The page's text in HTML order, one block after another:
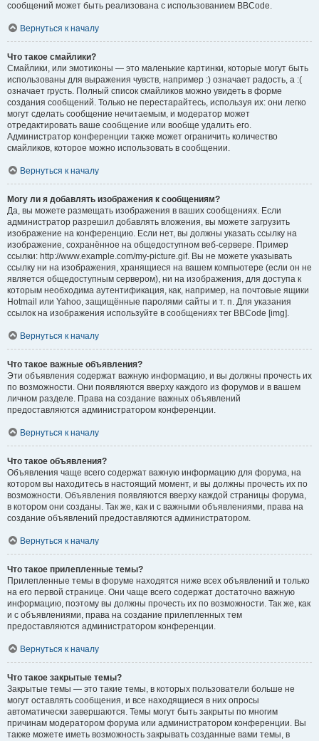
сообщений может быть реализована с использованием BBCode.
Вернуться к началу
Что такое смайлики?
Смайлики, или эмотиконы — это маленькие картинки, которые могут быть
использованы для выражения чувств, например :) означает радость, а :(
означает грусть. Полный список смайликов можно увидеть в форме
создания сообщений. Только не перестарайтесь, используя их: они легко
могут сделать сообщение нечитаемым, и модератор может
отредактировать ваше сообщение или вообще удалить его.
Администратор конференции также может ограничить количество
смайликов, которое можно использовать в сообщении.
Вернуться к началу
Могу ли я добавлять изображения к сообщениям?
Да, вы можете размещать изображения в ваших сообщениях. Если
администратор разрешил добавлять вложения, вы можете загрузить
изображение на конференцию. Если нет, вы должны указать ссылку на
изображение, сохранённое на общедоступном веб-сервере. Пример
ссылки: http://www.example.com/my-picture.gif. Вы не можете указывать
ссылку ни на изображения, хранящиеся на вашем компьютере (если он не
является общедоступным сервером), ни на изображения, для доступа к
которым необходима аутентификация, как, например, на почтовые ящики
Hotmail или Yahoo, защищённые паролями сайты и т. п. Для указания
ссылок на изображения используйте в сообщениях тег BBCode [img].
Вернуться к началу
Что такое важные объявления?
Эти объявления содержат важную информацию, и вы должны прочесть их
по возможности. Они появляются вверху каждого из форумов и в вашем
личном разделе. Права на создание важных объявлений
предоставляются администратором конференции.
Вернуться к началу
Что такое объявления?
Объявления чаще всего содержат важную информацию для форума, на
котором вы находитесь в настоящий момент, и вы должны прочесть их по
возможности. Объявления появляются вверху каждой страницы форума,
в котором они созданы. Так же, как и с важными объявлениями, права на
создание объявлений предоставляются администратором.
Вернуться к началу
Что такое прилепленные темы?
Прилепленные темы в форуме находятся ниже всех объявлений и только
на его первой странице. Они чаще всего содержат достаточно важную
информацию, поэтому вы должны прочесть их по возможности. Так же, как
и с объявлениями, права на создание прилепленных тем
предоставляются администратором конференции.
Вернуться к началу
Что такое закрытые темы?
Закрытые темы — это такие темы, в которых пользователи больше не
могут оставлять сообщения, и все находящиеся в них опросы
автоматически завершаются. Темы могут быть закрыты по многим
причинам модератором форума или администратором конференции. Вы
также можете иметь возможность закрывать созданные вами темы, в